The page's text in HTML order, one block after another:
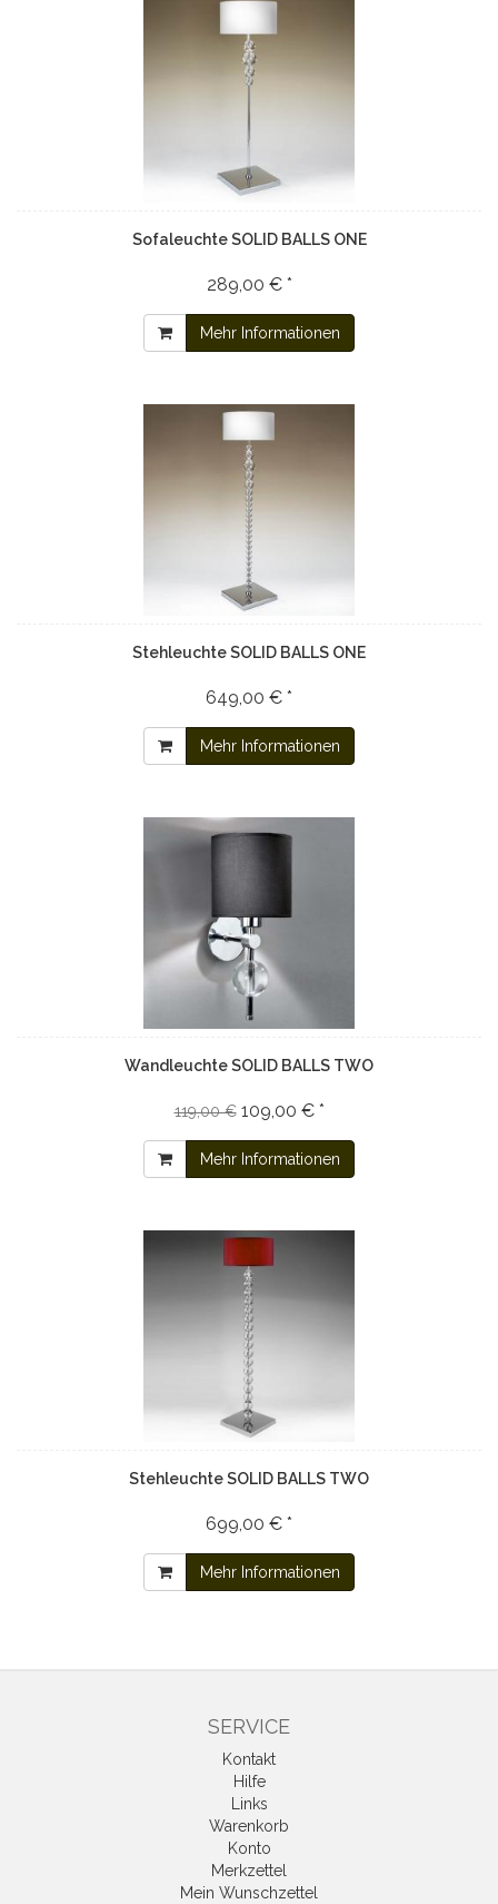
Sofaleuchte SOLID BALLS ONE
289,00 € *
Mehr Informationen
Stehleuchte SOLID BALLS ONE
649,00 € *
Mehr Informationen
Wandleuchte SOLID BALLS TWO
119,00 € 109,00 € *
Mehr Informationen
Stehleuchte SOLID BALLS TWO
699,00 € *
Mehr Informationen
SERVICE
Kontakt
Hilfe
Links
Warenkorb
Konto
Merkzettel
Mein Wunschzettel